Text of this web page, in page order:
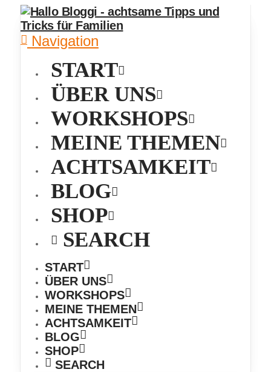
Navigation
START
ÜBER UNS
WORKSHOPS
MEINE THEMEN
ACHTSAMKEIT
BLOG
SHOP
SEARCH
START
ÜBER UNS
WORKSHOPS
MEINE THEMEN
ACHTSAMKEIT
BLOG
SHOP
SEARCH